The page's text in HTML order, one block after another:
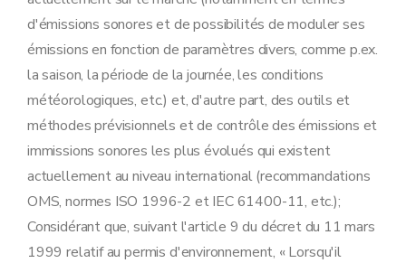
d'émissions sonores et de possibilités de moduler ses
émissions en fonction de paramètres divers, comme p.ex.
la saison, la période de la journée, les conditions
météorologiques, etc.) et, d'autre part, des outils et
méthodes prévisionnels et de contrôle des émissions et
immissions sonores les plus évolués qui existent
actuellement au niveau international (recommandations
OMS, normes ISO 1996-2 et IEC 61400-11, etc.);
Considérant que, suivant l'article 9 du décret du 11 mars
1999 relatif au permis d'environnement, « Lorsqu'il